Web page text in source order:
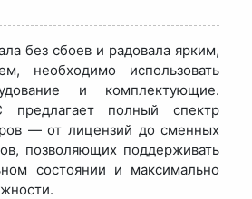
без сбоев и радовала ярким,
необходимо использовать
и комплектующие.
полный спектр
— от лицензий до сменных
позволяющих поддерживать
состоянии и максимально